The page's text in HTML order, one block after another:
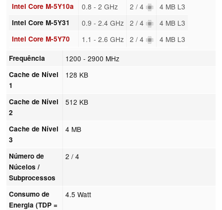
Intel Core M-5Y10a 0.8 - 2 GHz 2 / 4 4 MB L3
Intel Core M-5Y31 0.9 - 2.4 GHz 2 / 4 4 MB L3
Intel Core M-5Y70 1.1 - 2.6 GHz 2 / 4 4 MB L3
Frequência 1200 - 2900 MHz
Cache de Nível
1
128 KB
Cache de Nível
2
512 KB
Cache de Nível
3
4 MB
Número de
Núcelos /
Subprocessos
2 / 4
Consumo de
Energia (TDP =
4.5 Watt